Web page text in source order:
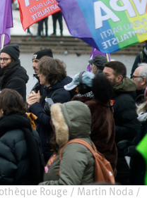
Rouge / Martin Noda /